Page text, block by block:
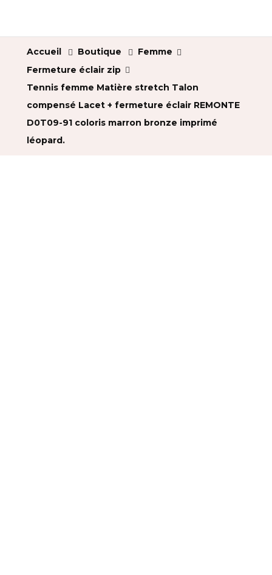
Accueil Boutique
Femme
Fermeture éclair zip
Tennis femme Matière stretch Talon
compensé Lacet + fermeture éclair REMONTE
D0T09-91 coloris marron bronze imprimé
léopard.